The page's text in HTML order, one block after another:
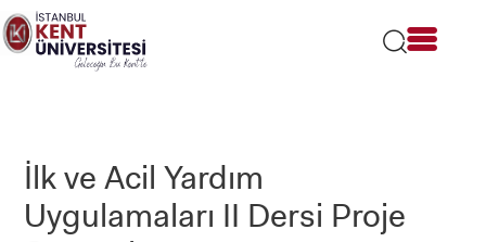
Lütfen
dikkat:
Bu
sistemiİlk ve Acil Yardım
Uygulamaları II Dersi Proje